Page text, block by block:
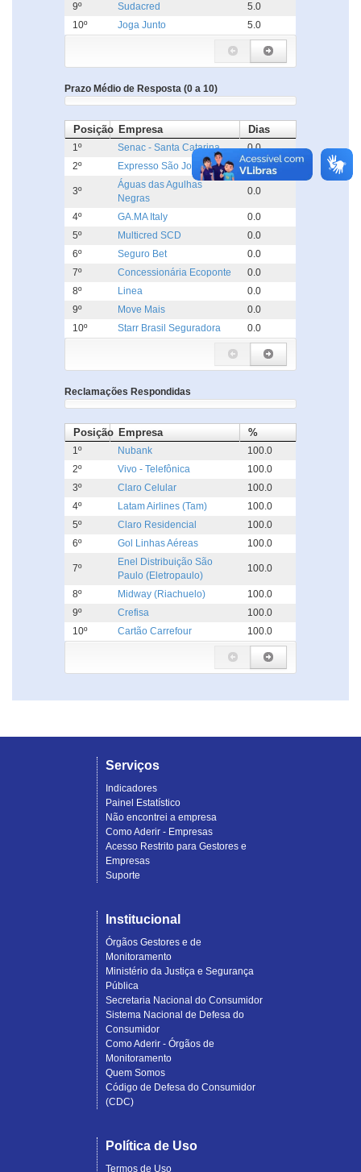
9º
Sudacred
5.0
10º
Joga Junto 5.0
Prazo Médio de Resposta (0 a 10)
Posição Empresa Dias
1º Senac - Santa Catarina
0.0
2º
Expresso São José 0.0
3º
Águas das Agulhas
Negras
0.0
4º GA.MA Italy
0.0
5º
Multicred SCD
0.0
6º
Seguro Bet
0.0
7º
Concessionária Ecoponte
0.0
8º
Linea
0.0
9º
Move Mais
0.0
10º
Starr Brasil Seguradora 0.0
Reclamações Respondidas
Posição Empresa %
1º Nubank
100.0
2º
Vivo - Telefônica
100.0
3º
Claro Celular
100.0
4º
Latam Airlines (Tam)
100.0
5º
Claro Residencial
100.0
6º
Gol Linhas Aéreas 100.0
7º
Enel Distribuição São
Paulo (Eletropaulo)
100.0
8º Midway (Riachuelo)
100.0
9º
Crefisa
100.0
10º
Cartão Carrefour 100.0
Serviços
Indicadores
Painel Estatístico
Não encontrei a empresa
Como Aderir - Empresas
Acesso Restrito para Gestores e
Empresas
Suporte
Institucional
Órgãos Gestores e de
Monitoramento
Ministério da Justiça e Segurança
Pública
Secretaria Nacional do Consumidor
Sistema Nacional de Defesa do
Consumidor
Como Aderir - Órgãos de
Monitoramento
Quem Somos
Código de Defesa do Consumidor
(CDC)
Política de Uso
Termos de Uso